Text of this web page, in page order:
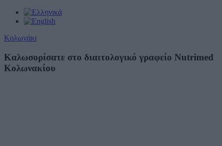
Κολωνάκι
Καλωσορίσατε στο διαιτολογικό γραφείο Nutrimed
Κολωνακίου